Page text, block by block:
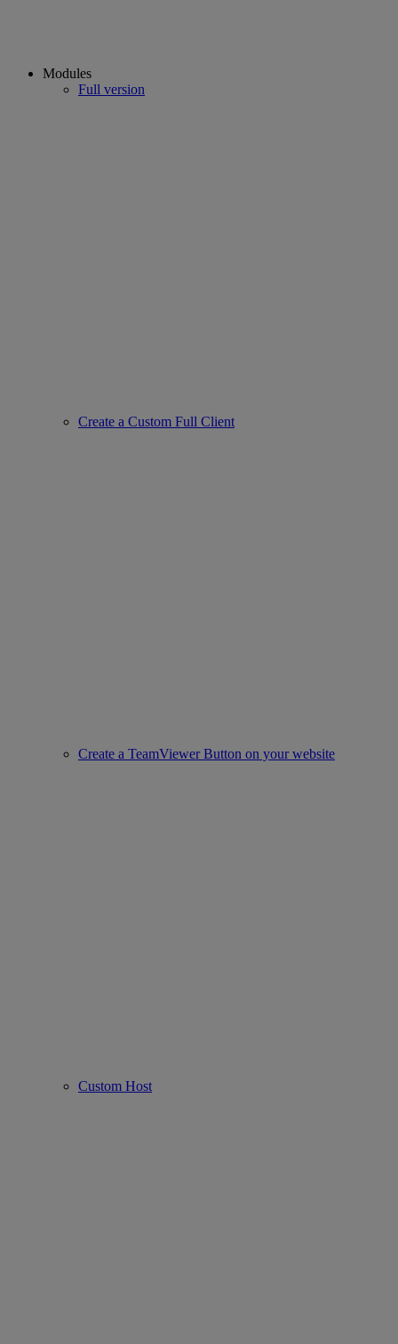
Modules
Full version
Create a Custom Full Client
Create a TeamViewer Button on your website
Custom Host